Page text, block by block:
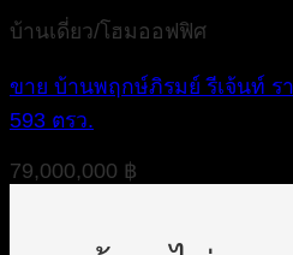
บ้านเดี่ยว/โฮมออฟฟิศ
ขาย บ้านพฤกษ์ภิรมย์ รีเจ้นท์ ร
593 ตรว.
79,000,000 ฿